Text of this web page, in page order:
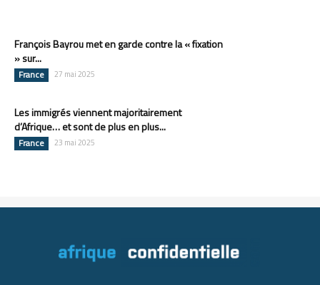
François Bayrou met en garde contre la « fixation
» sur...
France 27 mai 2025
Les immigrés viennent majoritairement
d’Afrique… et sont de plus en plus...
France 23 mai 2025